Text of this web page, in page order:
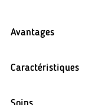
Avantages
Caractéristiques